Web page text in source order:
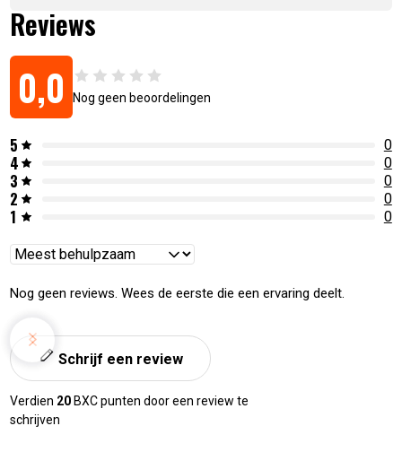
Artikelnummers:
8720168015778
Gietijzeren skillet The Bastard - Compact – 20 cm
Reviews
0,0 Nog geen beoordelingen
5 0
4 0
3 0
2 0
1 0
Reviews
Nog geen reviews. Wees de eerste die een ervaring deelt.
Schrijf een review
Verdien 20 BXC punten door een review te
schrijven